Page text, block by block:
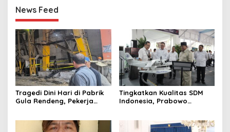
News Feed
Tragedi Dini Hari di Pabrik
Gula Rendeng, Pekerja
Tingkatkan Kualitas SDM
Indonesia, Prabowo
Terbaik Dunia